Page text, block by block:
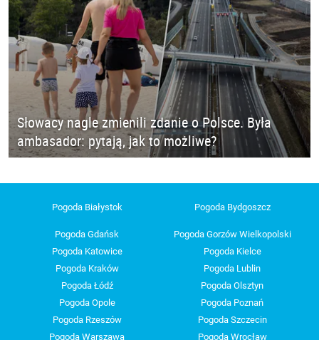
Słowacy nagle zmienili zdanie o Polsce. Była
ambasador: pytają, jak to możliwe?
Pogoda Białystok Pogoda Bydgoszcz
Pogoda Gdańsk
Pogoda Gorzów Wielkopolski
Pogoda Katowice
Pogoda Kielce
Pogoda Kraków
Pogoda Lublin
Pogoda Łódź
Pogoda Olsztyn
Pogoda Opole
Pogoda Poznań
Pogoda Rzeszów
Pogoda Szczecin
Pogoda Warszawa
Pogoda Wrocław